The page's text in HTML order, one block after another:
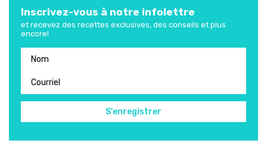
Inscrivez-vous à notre infolettre
et recevez des recettes exclusives, des conseils et plus
encore!